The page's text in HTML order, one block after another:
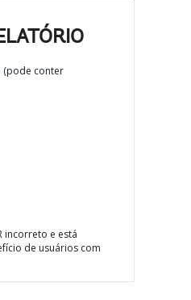
(pode conter
incorreto e está
de usuários com